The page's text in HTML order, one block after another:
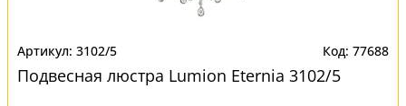
3102/5 77688
Подвесная люстра Lumion Eternia 3102/5